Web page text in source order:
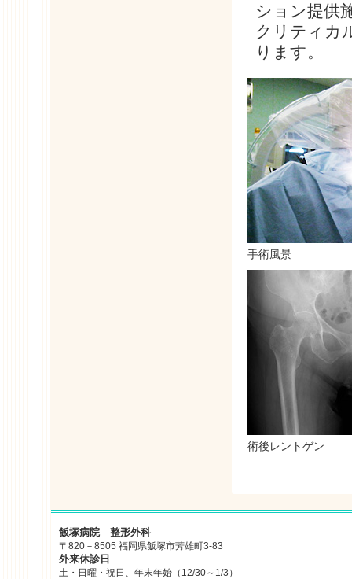
ション提供
クリティカ
ります。
手術風景
術後レントゲン
飯塚病院 整形外科
〒820－8505 福岡県飯塚市芳雄町3-83
外来休診日
土・日曜・祝日、年末年始（12/30～1/3）